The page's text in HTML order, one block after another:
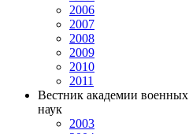
2006
2007
2008
2009
2010
2011
Вестник академии военных
наук
2003